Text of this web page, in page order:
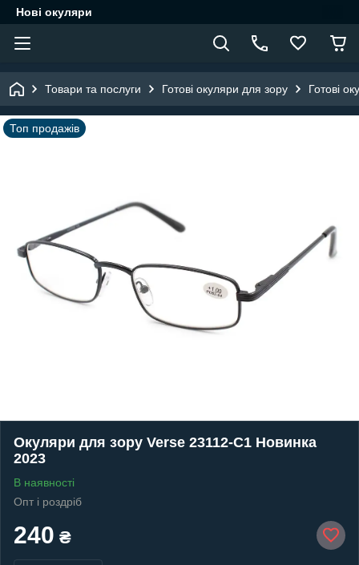
Нові окуляри
Товари та послуги Готові окуляри для зору Готові
Топ продажів
Окуляри для зору Verse 23112-C1 Новинка
2023
В наявності
Опт і роздріб
240 ₴